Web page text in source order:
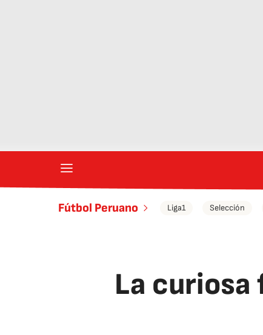
Fútbol Peruano Liga1 Selección
La curiosa